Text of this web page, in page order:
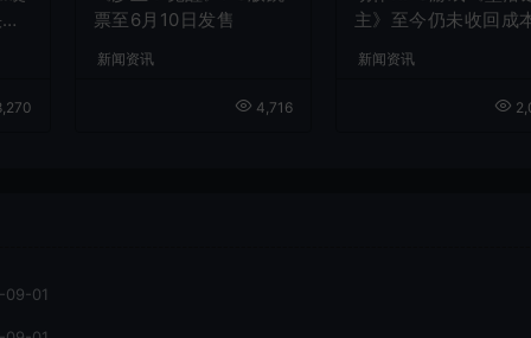
票至6月10日发售
新闻资讯
4,716
主》至今仍未收回成
新闻资讯
01